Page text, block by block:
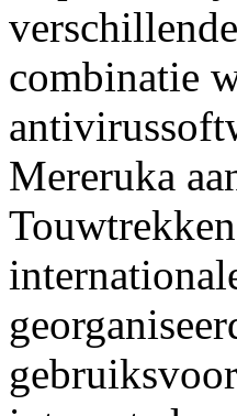
combinatie
Mereruka